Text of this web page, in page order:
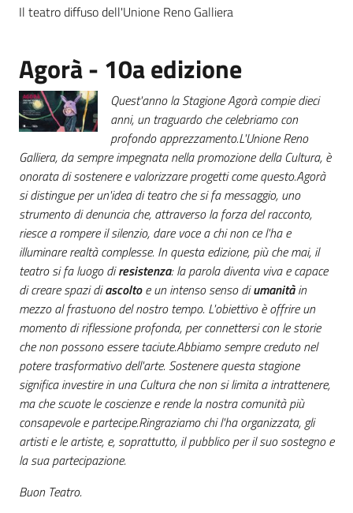
Amministrazione
trasparente
Tutti
gli
argomenti...
Seguici
su
Il teatro diffuso dell'Unione Reno Galliera
Agorà - 10a edizione
Quest'anno la Stagione Agorà compie dieci
anni, un traguardo che celebriamo con
profondo apprezzamento.L'Unione Reno
Galliera, da sempre impegnata nella promozione della Cultura, è
onorata di sostenere e valorizzare progetti come questo.Agorà
si distingue per un'idea di teatro che si fa messaggio, uno
strumento di denuncia che, attraverso la forza del racconto,
riesce a rompere il silenzio, dare voce a chi non ce l'ha e
illuminare realtà complesse. In questa edizione, più che mai, il
teatro si fa luogo diresistenza: la parola diventa viva e capace
di creare spazi diascoltoe un intenso senso diumanitàin
mezzo al frastuono del nostro tempo. L'obiettivo è offrire un
momento di riflessione profonda, per connettersi con le storie
che non possono essere taciute.Abbiamo sempre creduto nel
potere trasformativo dell'arte. Sostenere questa stagione
significa investire in una Cultura che non si limita a intrattenere,
ma che scuote le coscienze e rende la nostra comunità più
consapevole e partecipe.Ringraziamo chi l'ha organizzata, gli
artisti e le artiste, e, soprattutto, il pubblico per il suo sostegno e
la sua partecipazione.
Buon Teatro.